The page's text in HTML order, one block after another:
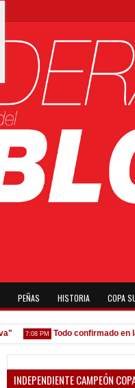
PEÑAS HISTORIA COPA
7:08 PM Todo confirmado en la
INDEPENDIENTE CAMPEÓN